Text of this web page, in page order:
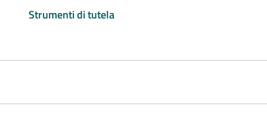
Strumenti di tutela